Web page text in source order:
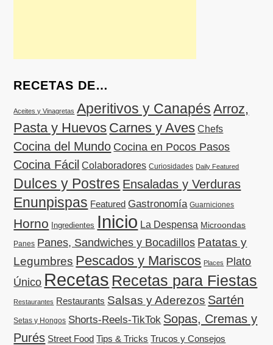
RECETAS DE…
Aceites y Vinagretas Aperitivos y Canapés Arroz,
Pasta y Huevos Carnes y Aves Chefs
Cocina del Mundo Cocina en Pocos Pasos
Cocina Fácil Colaboradores Curiosidades Daily Featured
Dulces y Postres Ensaladas y Verduras
Enunpispas Featured Gastronomía Guarniciones
Horno Ingredientes Inicio La Despensa Microondas
Panes Panes, Sandwiches y Bocadillos Patatas y
Legumbres Pescados y Mariscos Places Plato
Único Recetas Recetas para Fiestas
Restaurantes Restaurants Salsas y Aderezos Sartén
Setas y Hongos Shorts-Reels-TikTok Sopas, Cremas y
Purés Street Food Tips & Tricks Trucos y Consejos